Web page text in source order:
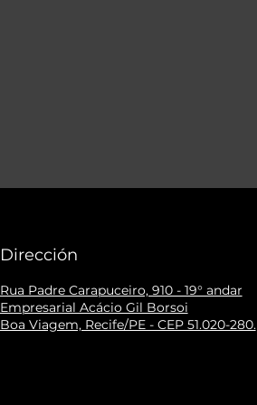
Dirección
Rua Padre Carapuceiro, 910 - 19° andar
Empresarial Acácio Gil Borsoi
Boa Viagem, Recife/PE - CEP 51.020-280.